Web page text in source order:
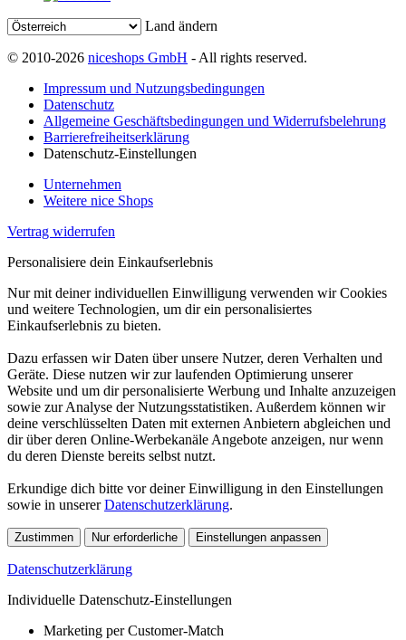
Land ändern
© 2010-2026 niceshops GmbH - All rights reserved.
Impressum und Nutzungsbedingungen
Datenschutz
Allgemeine Geschäftsbedingungen und Widerrufsbelehrung
Barrierefreiheitserklärung
Datenschutz-Einstellungen
Unternehmen
Weitere nice Shops
Vertrag widerrufen
Personalisiere dein Einkaufserlebnis
Nur mit deiner individuellen Einwilligung verwenden wir Cookies
und weitere Technologien, um dir ein personalisiertes
Einkaufserlebnis zu bieten.
Dazu erfassen wir Daten über unsere Nutzer, deren Verhalten und
Geräte. Diese nutzen wir zur laufenden Optimierung unserer
Website und um dir personalisierte Werbung und Inhalte anzuzeigen
sowie zur Analyse der Nutzungsstatistiken. Außerdem können wir
deine verschlüsselten Daten mit externen Anbietern abgleichen und
dir über deren Online-Werbekanäle Angebote anzeigen, nur wenn
du deren Dienste bereits selbst nutzt.
Erkundige dich bitte vor deiner Einwilligung in den Einstellungen
sowie in unsererDatenschutzerklärung.
Zustimmen Nur erforderliche Einstellungen anpassen
Datenschutzerklärung
Individuelle Datenschutz-Einstellungen
Marketing per Customer-Match